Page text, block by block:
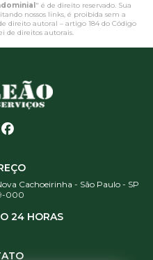
" é de direito reservado. Sua
nossos links, é proibida sem a
direito autoral – artigo 184 do Código
de direitos autorais.
Cachoeirinha - São Paulo - SP
000
24 HORAS